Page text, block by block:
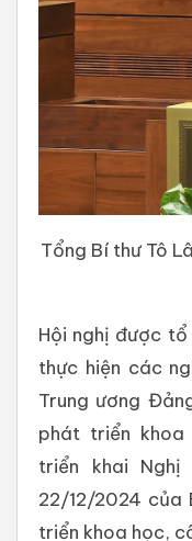
Tổng Bí thư Tô
Hội nghị được tổ
thực hiện các
Trung ương
phát triển
triển khai
22/12/2024
triển khoa học,